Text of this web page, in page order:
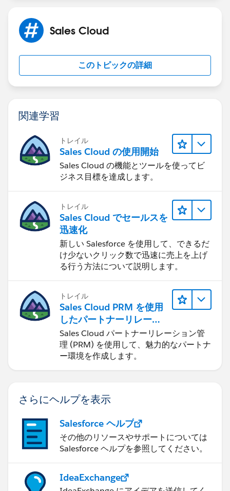
Sales Cloud
このトピックの詳細
関連学習
トレイル
Sales Cloud の使用開始
Sales Cloud の機能とツールを使ってビ
ジネス目標を達成します。
トレイル
Sales Cloud でセールスを
迅速化
新しい Salesforce を使用して、できるだ
け少ないクリック数で迅速に売上を上げ
る行う方法について説明します。
トレイル
Sales Cloud PRM を使用
したパートナーリレーシ
ョンの管理
Sales Cloud パートナーリレーション管
理 (PRM) を使用して、魅力的なパートナ
ー環境を作成します。
さらにヘルプを表示
Salesforce ヘルプ
その他のリソースやサポートについては
Salesforce ヘルプを参照してください。
IdeaExchange